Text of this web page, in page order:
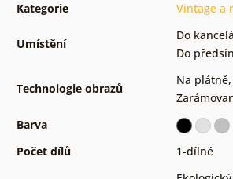
Kategorie Vintage a
Umístění
Do
Do
Technologie obrazů
Na plátně,
Barva
Počet dílů
1-dílné